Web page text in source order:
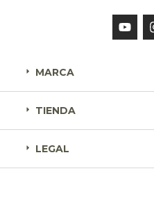
MARCA
TIENDA
LEGAL